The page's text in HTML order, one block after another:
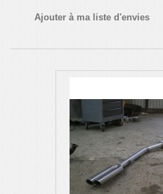
Ajouter à ma liste d'envies